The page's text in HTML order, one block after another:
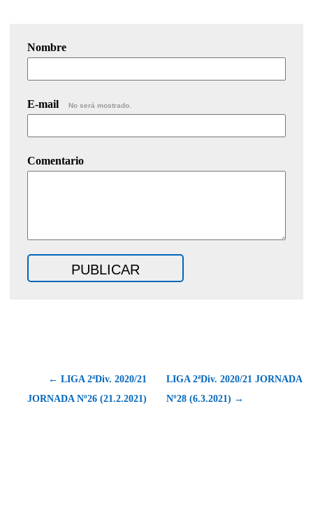
Nombre
E-mail No será mostrado.
Comentario
← LIGA 2ªDiv. 2020/21
JORNADA Nº26 (21.2.2021)
LIGA 2ªDiv. 2020/21 JORNADA
Nº28 (6.3.2021) →